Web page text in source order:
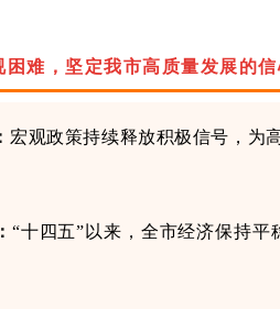
难， 坚定我市高质量发展的
： 宏观政策持续释放积极信号 ，为
： “十四五”以来 ， 全市经济保持平